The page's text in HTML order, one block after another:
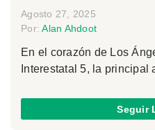
Agosto 27, 2025
Por:Alan Ahdoot
En el corazón de Los
Interestatal 5, la principal
Seguir